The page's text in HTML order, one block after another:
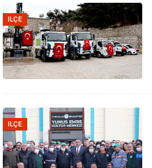
ILÇE
ILÇE